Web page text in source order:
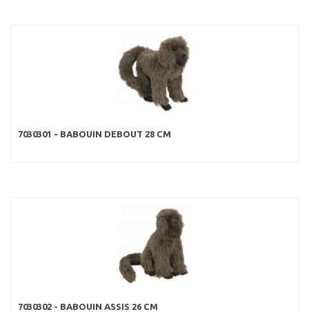
7030301 - BABOUIN DEBOUT 28 CM
7030302 - BABOUIN ASSIS 26 CM